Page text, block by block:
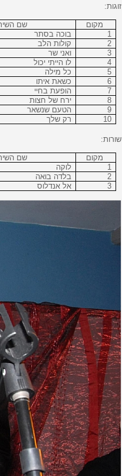
זוגות:
מקום שם
1
בוכה בסתר
2
קולות הלב
3
ואני שר
4
לו הייתי יכול
5
כל מילה
6
כשאת איתו
7
הופעת בחיי
8
ירח של חצות
9
הטעם שנשאר
10
רק שלך
שורות:
מקום שם
1
לוקה
2
בלדה בואה
3
אל אנדלוס